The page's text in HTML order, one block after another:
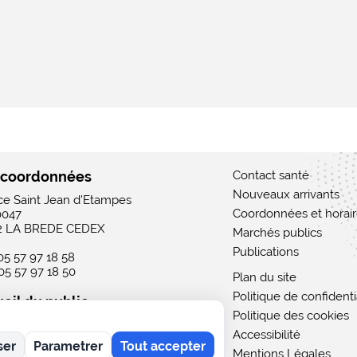
Saint Jean d'Etampes
LA BREDE CEDEX
57 97 18 58
57 97 18 50
du public
au vendredi : 9h - 12h / 15h - 19h
: 9h - 12h
Contact santé
Nouveaux arrivants
Coordonnées et
Marchés publics
Publications
Plan du site
Politique de
Politique des cookies
Accessibilité
Mentions Légales
Parametrer Tout accepter